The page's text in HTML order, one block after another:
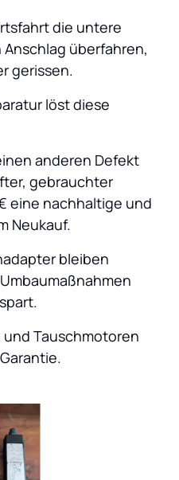
die untere
überfahren,
gerissen.
löst diese
anderen Defekt
gebrauchter
eine nachhaltige und
Neukauf.
bleiben
Tauschmotoren